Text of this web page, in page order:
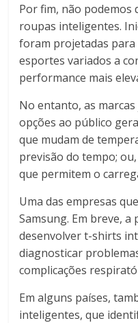
Por fim, não podemos
roupas inteligentes.
foram projetadas
esportes variados a
performance mais
No entanto, as
opções ao público
que mudam de
previsão do tempo;
que permitem o
Uma das empresas
Samsung. Em breve,
desenvolver t-shirts
diagnosticar
complicações
Em alguns países,
inteligentes, que